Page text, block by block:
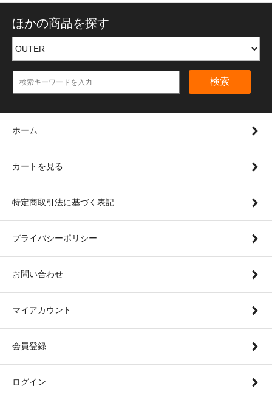
ほかの商品を探す
検索
ホーム
カートを見る
特定商取引法に基づく表記
プライバシーポリシー
お問い合わせ
マイアカウント
会員登録
ログイン